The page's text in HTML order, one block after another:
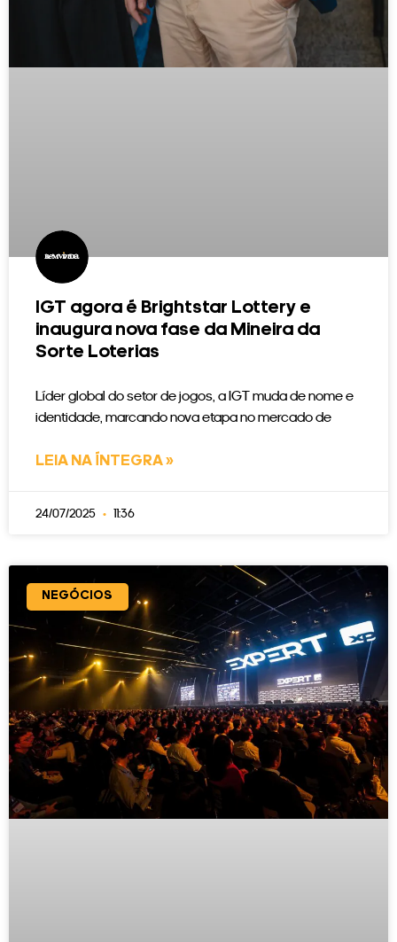
IGT agora é Brightstar Lottery e
inaugura nova fase da Mineira da
Sorte Loterias
Líder global do setor de jogos, a IGT muda de nome e
identidade, marcando nova etapa no mercado de
LEIA NA ÍNTEGRA »
24/07/2025 11:36
NEGÓCIOS